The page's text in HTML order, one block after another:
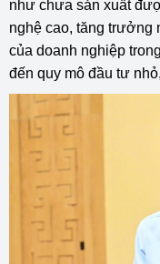
như chưa sản xuất
nghệ cao, tăng trưởng
của doanh nghiệp
đến quy mô đầu tư